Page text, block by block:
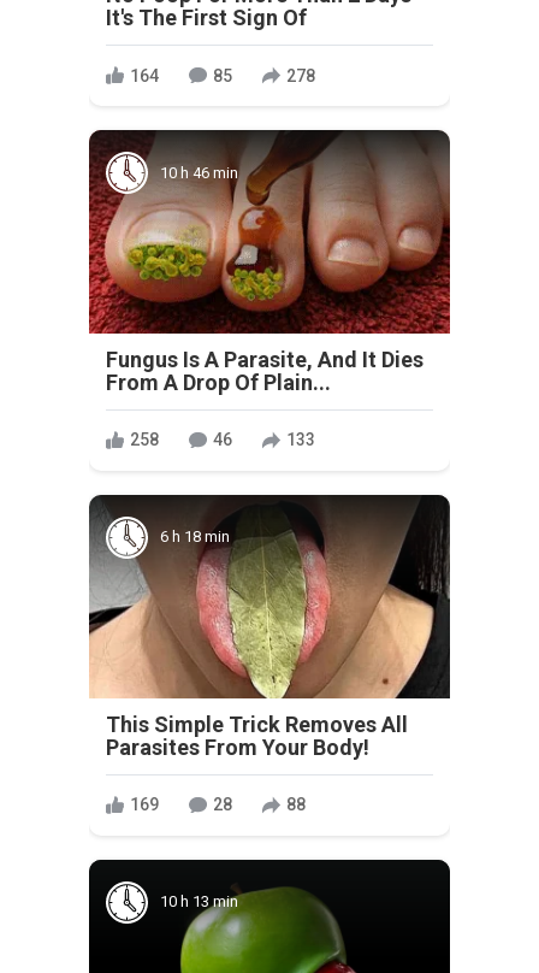
It's The First Sign Of
164 85 278
10 h 46 min
Fungus Is A Parasite, And It Dies
From A Drop Of Plain...
258 46 133
6 h 18 min
This Simple Trick Removes All
Parasites From Your Body!
169 28 88
10 h 13 min